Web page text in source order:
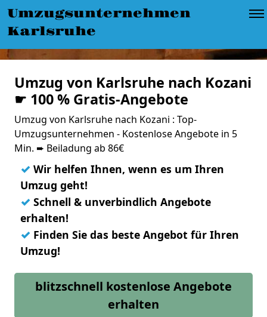
Umzugsunternehmen
Karlsruhe
Umzug von Karlsruhe nach Kozani
☛ 100 % Gratis-Angebote
Umzug von Karlsruhe nach Kozani : Top-
Umzugsunternehmen - Kostenlose Angebote in 5
Min. ➨ Beiladung ab 86€
✓ Wir helfen Ihnen, wenn es um Ihren
Umzug geht!
✓ Schnell & unverbindlich Angebote
erhalten!
✓ Finden Sie das beste Angebot für Ihren
Umzug!
blitzschnell kostenlose Angebote
erhalten